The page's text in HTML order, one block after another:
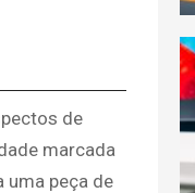
de
marcada
uma peça de